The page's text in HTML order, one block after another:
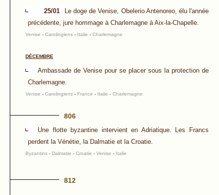
25/01
Le doge de Venise, Obelerio Antenoreo, élu l'année
précédente, jure hommage à Charlemagne à Aix-la-Chapelle.
Venise - Carolingiens - Italie - Charlemagne
DÉCEMBRE
Ambassade de Venise pour se placer sous la protection de
Charlemagne.
Venise - Carolingiens - France - Italie - Charlemagne
806
Une flotte byzantine intervient en Adriatique. Les Francs
perdent la Vénétie, la Dalmatie et la Croatie.
Byzantins - Dalmatie - Croatie - Venise - Italie
812